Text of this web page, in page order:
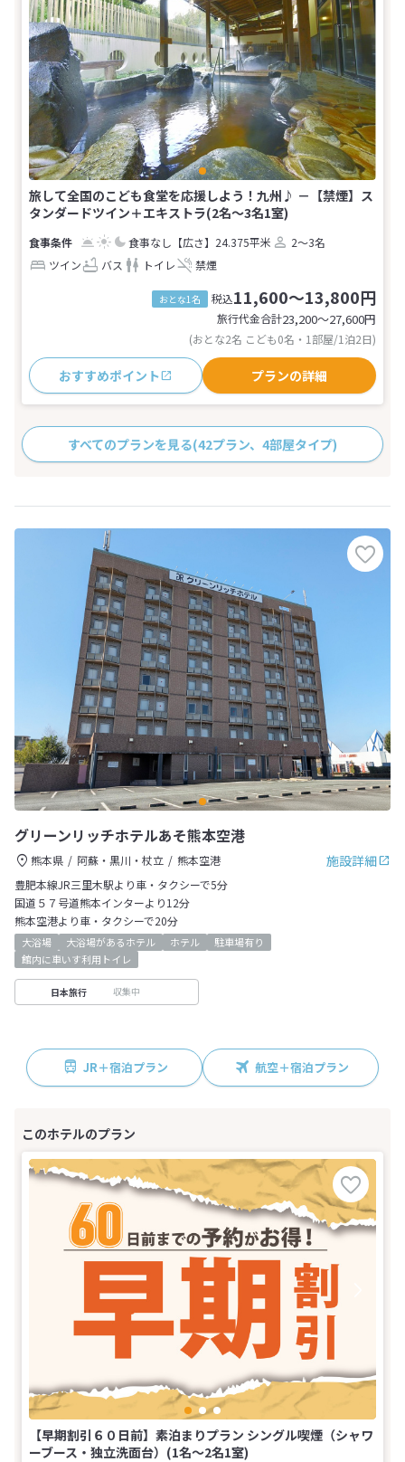
旅して全国のこども食堂を応援しよう！九州♪ －【禁煙】ス
タンダードツイン＋エキストラ(2名～3名1室)
食事なし 【広さ】24.375平米
2～3名
ツイン
バス トイレ 禁煙
おとな1名 税込11,600～13,800円
旅行代金合計23,200〜27,600円
(おとな2名 こども0名・1部屋/1泊2日)
おすすめポイント プランの詳細
すべてのプランを見る(42プラン、4部屋タイプ)
グリーンリッチホテルあそ熊本空港
施設詳細
熊本県 阿蘇・黒川・杖立
熊本空港
豊肥本線JR三里木駅より車・タクシーで5分
国道５７号道熊本インターより12分
熊本空港より車・タクシーで20分
大浴場 大浴場があるホテル ホテル
駐車場有り
館内に車いす利用トイレ
日本旅行 収集中
JR＋宿泊プラン 航空＋宿泊プラン
【早期割引６０日前】素泊まりプラン シングル喫煙（シャワ
ーブース・独立洗面台）(1名～2名1室)